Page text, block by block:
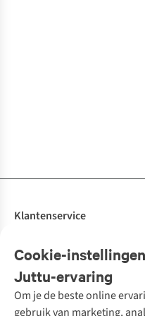
Cookie-
Juttu-ervaring
Om je de beste online
gebruik van marketing,
Klantenservice
Bestellen
Betalen
10% studentenkorting
Onze diensten
Tweedehands - ReJUsed
Kledingatelier
Juttu